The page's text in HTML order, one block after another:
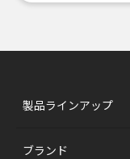
製品ラインアップ
ブランド